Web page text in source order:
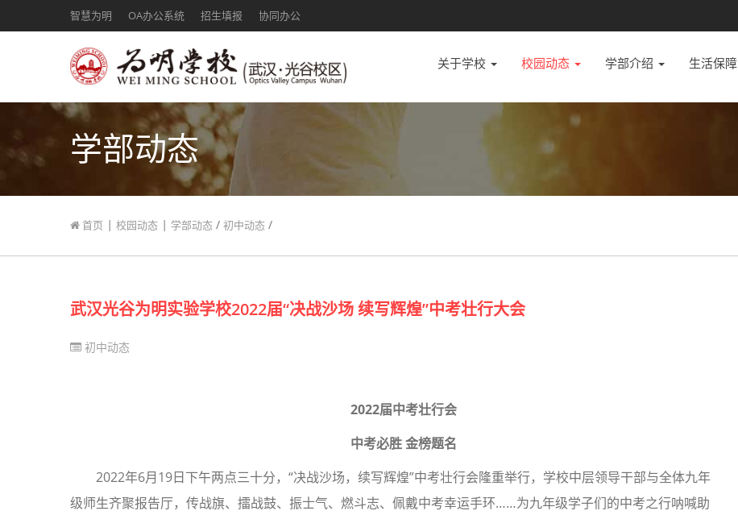
智慧为明 OA办公系统 招生填报 协同办公
关于学校 校园动态 学部介绍 生活保障
学部动态
首页 | 校园动态 | 学部动态 / 初中动态 /
武汉光谷为明实验学校2022届“决战沙场 续写辉煌”中考壮行大会
初中动态
2022届中考壮行会
中考必胜 金榜题名
2022年6月19日下午两点三十分，“决战沙场，续写辉煌”中考壮行会隆重举行，学校中层领导干部与全体九年
级师生齐聚报告厅，传战旗、擂战鼓、振士气、燃斗志、佩戴中考幸运手环……为九年级学子们的中考之行呐喊助